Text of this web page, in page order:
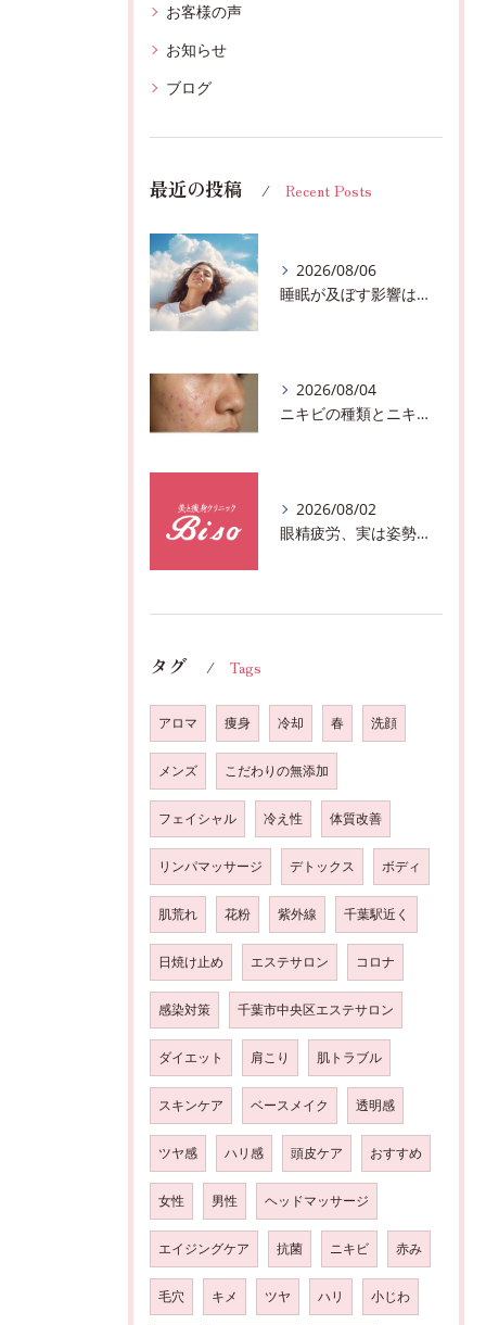
お客様の声
お知らせ
ブログ
最近の投稿 Recent Posts
2026/08/06
睡眠が及ぼす影響は？千葉市おすすめメニュー全身リンパマッサージで全身スッキリ♪
2026/08/04
ニキビの種類とニキビを作らないスキンケア方法♪千葉市中央区フェイシャルエステサロン
2026/08/02
眼精疲労、実は姿勢が原因かも?駅近おすすめメニュー全身リンパマッサージで全身スッキリ♪
タグ Tags
アロマ 痩身 冷却 春 洗顔
メンズ こだわりの無添加
フェイシャル 冷え性 体質改善
リンパマッサージ デトックス ボディ
肌荒れ 花粉 紫外線 千葉駅近く
日焼け止め エステサロン コロナ
感染対策 千葉市中央区エステサロン
ダイエット 肩こり 肌トラブル
スキンケア ベースメイク 透明感
ツヤ感 ハリ感 頭皮ケア おすすめ
女性 男性 ヘッドマッサージ
エイジングケア 抗菌 ニキビ 赤み
毛穴 キメ ツヤ ハリ 小じわ